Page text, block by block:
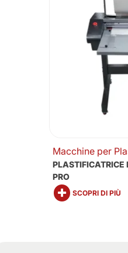
Macchine per
PRO
SCOPRI DI PIÙ